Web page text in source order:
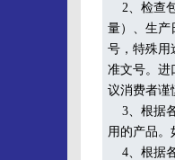
2、检查
量）、生产
号，特殊用
准文号。进
议消费者谨
3、根据
用的产品。
4、根据